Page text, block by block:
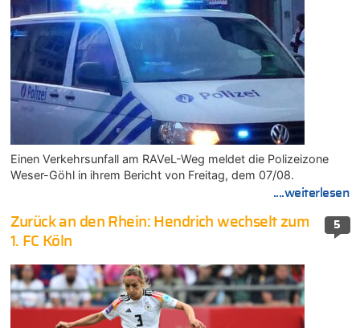
Einen Verkehrsunfall am RAVeL-Weg meldet die Polizeizone
Weser-Göhl in ihrem Bericht von Freitag, dem 07/08.
....weiterlesen
5
Zurück an den Rhein: Hendrich wechselt zum
1. FC Köln